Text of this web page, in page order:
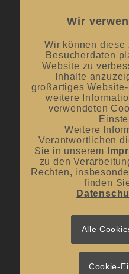
Mai bis September:12:00
offene Verkostungen
Oktober bis April:12.00
Mittwoch und Samstag
von 10:00 Uhr – 14:00 Uhr
UNSER BLOG
#donnerstagsprickelts –
#donnerstagsprickelts –
20. April 2026 - 14:36
Wir
Wir können diese
Besucherdaten
Website zu
Inhalte
großartiges
weitere
verwendeten
Weitere
Verantwortlichen
Sie in unserem
zu den
Rechten,
finden
Alle
Cookie-